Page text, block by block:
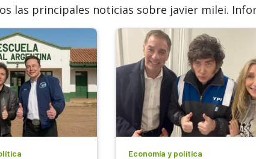
las principales noticias sobre javier milei.
Economía y política